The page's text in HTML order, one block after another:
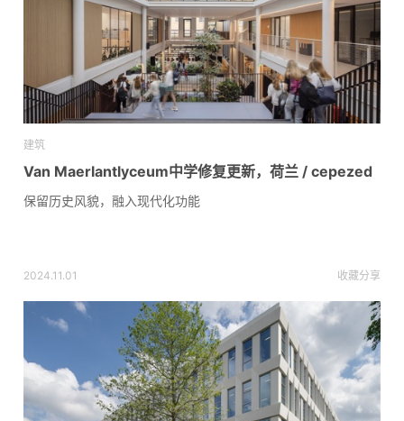
建筑
Van Maerlantlyceum中学修复更新，荷兰 / cepezed
保留历史风貌，融入现代化功能
2024.11.01 收藏分享